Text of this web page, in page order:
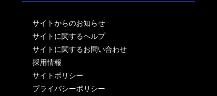
サイトからのお知らせ
サイトに関するヘルプ
サイトに関するお問い合わせ
採用情報
サイトポリシー
プライバシーポリシー